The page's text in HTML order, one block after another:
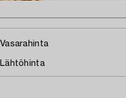
Vasarahinta
Lähtöhinta